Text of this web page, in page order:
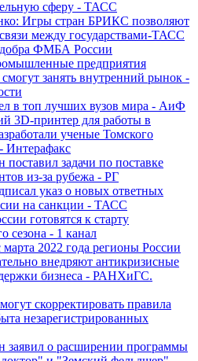
сферу - ТАСС
Игры стран БРИКС позволяют
между государствами-ТАСС
добра ФМБА России
предприятия
занять внутренний рынок -
в топ лучших вузов мира - АиФ
3D-принтер для работы в
ученые Томского
Интерафакс
задачи по поставке
из-за рубежа - РГ
указ о новых ответных
на санкции - ТАСС
готовятся к старту
сезона - 1 канал
марта 2022 года регионы России
внедряют антикризисные
бизнеса - РАНХиГС.
скорректировать правила
незарегистрированных
заявил о расширении программы